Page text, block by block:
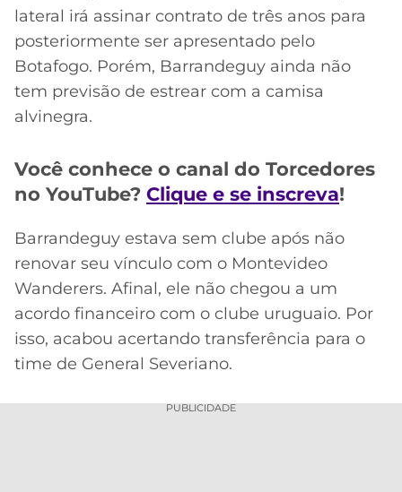
ATLÉTICO
MG
CRUZEIRO
lateral irá assinar contrato de três anos para
posteriormente ser apresentado pelo
Botafogo. Porém, Barrandeguy ainda não
tem previsão de estrear com a camisa
alvinegra.
Você conhece o canal do Torcedores
no YouTube? Clique e se inscreva!
Barrandeguy estava sem clube após não
renovar seu vínculo com o Montevideo
Wanderers. Afinal, ele não chegou a um
acordo financeiro com o clube uruguaio. Por
isso, acabou acertando transferência para o
time de General Severiano.
PUBLICIDADE